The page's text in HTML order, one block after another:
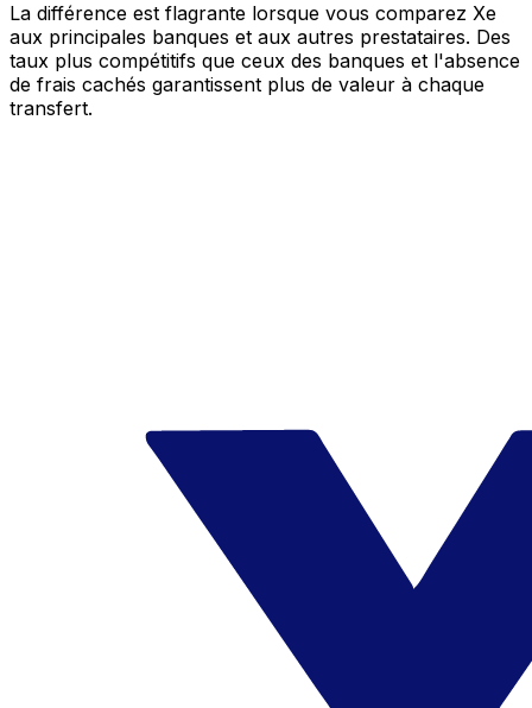
La différence est flagrante lorsque vous comparez Xe
aux principales banques et aux autres prestataires. Des
taux plus compétitifs que ceux des banques et l'absence
de frais cachés garantissent plus de valeur à chaque
transfert.